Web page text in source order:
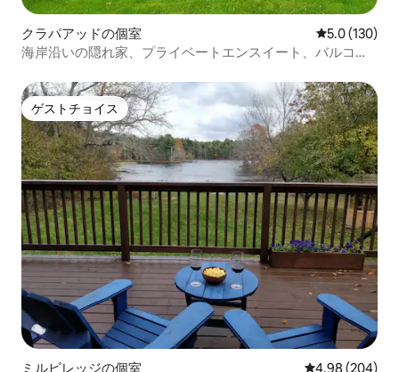
クラパアッドの個室 レビュー130
5.0 (130)
海岸沿いの隠れ家、プライベートエンスイート、バルコニ
ゲストチョイス
ゲストチョイス
ミルビレッジの個室 レビュー204
4.98 (204)